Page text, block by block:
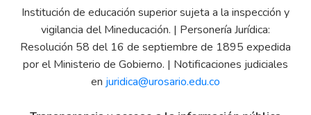
Institución de educación superior sujeta a la inspección y
vigilancia del Mineducación. | Personería Jurídica:
Resolución 58 del 16 de septiembre de 1895 expedida
por el Ministerio de Gobierno. | Notificaciones judiciales
en juridica@urosario.edu.co